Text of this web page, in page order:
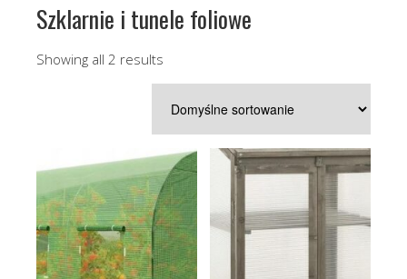
Szklarnie i tunele foliowe
Showing all 2 results